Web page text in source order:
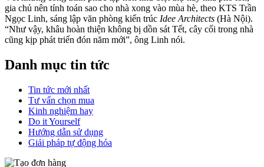
gia chủ nên tính toán sao cho nhà xong vào mùa hè, theo KTS Trần
Ngọc Linh, sáng lập văn phòng kiến trúc Idee Architects (Hà Nội).
“Như vậy, khâu hoàn thiện không bị dồn sát Tết, cây cối trong nhà
cũng kịp phát triển đón năm mới”, ông Linh nói.
Danh mục tin tức
Tin tức mới nhất
Tư vấn chọn mua
Kinh nghiệm hay
Do it Yourself
Hướng dẫn sử dụng
Giải pháp tự động hóa